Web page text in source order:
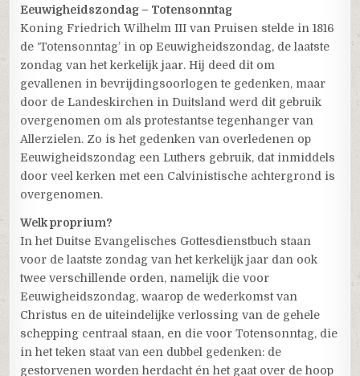
Eeuwigheidszondag – Totensonntag
Koning Friedrich Wilhelm III van Pruisen stelde in 1816
de ‘Totensonntag’ in op Eeuwigheidszondag, de laatste
zondag van het kerkelijk jaar. Hij deed dit om
gevallenen in bevrijdingsoorlogen te gedenken, maar
door de Landeskirchen in Duitsland werd dit gebruik
overgenomen om als protestantse tegenhanger van
Allerzielen. Zo is het gedenken van overledenen op
Eeuwigheidszondag een Luthers gebruik, dat inmiddels
door veel kerken met een Calvinistische achtergrond is
overgenomen.
Welk proprium?
In het Duitse Evangelisches Gottesdienstbuch staan
voor de laatste zondag van het kerkelijk jaar dan ook
twee verschillende orden, namelijk die voor
Eeuwigheidszondag, waarop de wederkomst van
Christus en de uiteindelijke verlossing van de gehele
schepping centraal staan, en die voor Totensonntag, die
in het teken staat van een dubbel gedenken: de
gestorvenen worden herdacht én het gaat over de hoop